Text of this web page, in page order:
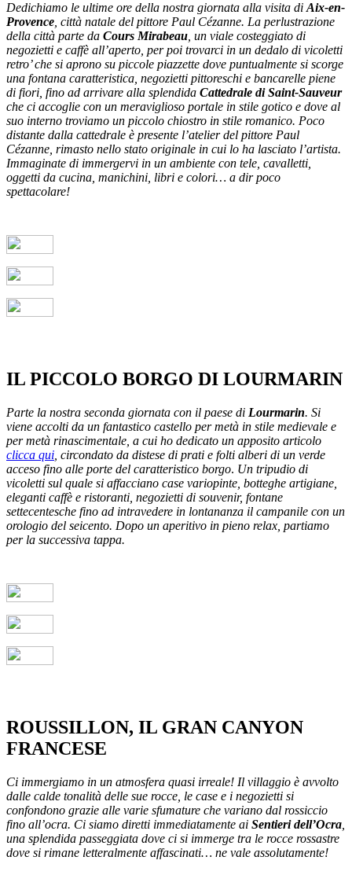
Dedichiamo le ultime ore della nostra giornata alla visita di Aix-en-
Provence , città natale del pittore Paul Cézanne. La perlustrazione
della città parte da Cours Mirabeau , un viale costeggiato di
negozietti e caffè all’aperto, per poi trovarci in un dedalo di vicoletti
retro’ che si aprono su piccole piazzette dove puntualmente si scorge
una fontana caratteristica, negozietti pittoreschi e bancarelle piene
di fiori, fino ad arrivare alla splendida Cattedrale di Saint-Sauveur
che ci accoglie con un meraviglioso portale in stile gotico e dove al
suo interno troviamo un piccolo chiostro in stile romanico. Poco
distante dalla cattedrale è presente l’atelier del pittore Paul
Cézanne, rimasto nello stato originale in cui lo ha lasciato l’artista.
Immaginate di immergervi in un ambiente con tele, cavalletti,
oggetti da cucina, manichini, libri e colori… a dir poco
spettacolare!
IL PICCOLO BORGO DI LOURMARIN
Parte la nostra seconda giornata con il paese di Lourmarin. Si
viene accolti da un fantastico castello per metà in stile medievale e
per metà rinascimentale, a cui ho dedicato un apposito articolo
clicca qui , circondato da distese di prati e folti alberi di un verde
acceso fino alle porte del caratteristico borgo. Un tripudio di
vicoletti sul quale si affacciano case variopinte, botteghe artigiane,
eleganti caffè e ristoranti, negozietti di souvenir, fontane
settecentesche fino ad intravedere in lontananza il campanile con un
orologio del seicento. Dopo un aperitivo in pieno relax, partiamo
per la successiva tappa.
ROUSSILLON, IL GRAN CANYON
FRANCESE
Ci immergiamo in un atmosfera quasi irreale! Il villaggio è avvolto
dalle calde tonalità delle sue rocce, le case e i negozietti si
confondono grazie alle varie sfumature che variano dal rossiccio
fino all’ocra. Ci siamo diretti immediatamente ai Sentieri dell’Ocra
una splendida passeggiata dove ci si immerge tra le rocce rossastre
dove si rimane letteralmente affascinati… ne vale assolutamente!